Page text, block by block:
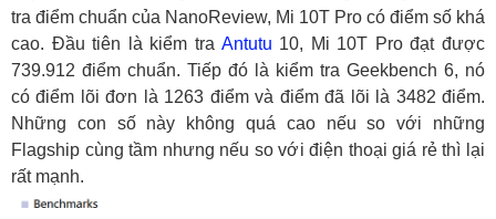
tra điểm chuẩn của NanoReview, Mi 10T Pro có điểm số khá
cao. Đầu tiên là kiểm tra Antutu 10, Mi 10T Pro đạt được
739.912 điểm chuẩn. Tiếp đó là kiểm tra Geekbench 6, nó
có điểm lõi đơn là 1263 điểm và điểm đã lõi là 3482 điểm.
Những con số này không quá cao nếu so với những
Flagship cùng tầm nhưng nếu so với điện thoại giá rẻ thì lại
rất mạnh.